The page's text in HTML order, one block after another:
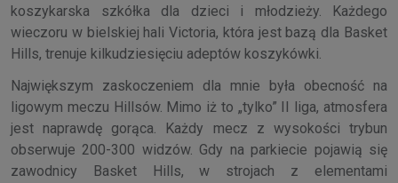
koszykarska szkółka dla dzieci i młodzieży. Każdego
wieczoru w bielskiej hali Victoria, która jest bazą dla Basket
Hills, trenuje kilkudziesięciu adeptów koszykówki.
Największym zaskoczeniem dla mnie była obecność na
ligowym meczu Hillsów. Mimo iż to „tylko” II liga, atmosfera
jest naprawdę gorąca. Każdy mecz z wysokości trybun
obserwuje 200-300 widzów. Gdy na parkiecie pojawią się
zawodnicy Basket Hills, w strojach z elementami